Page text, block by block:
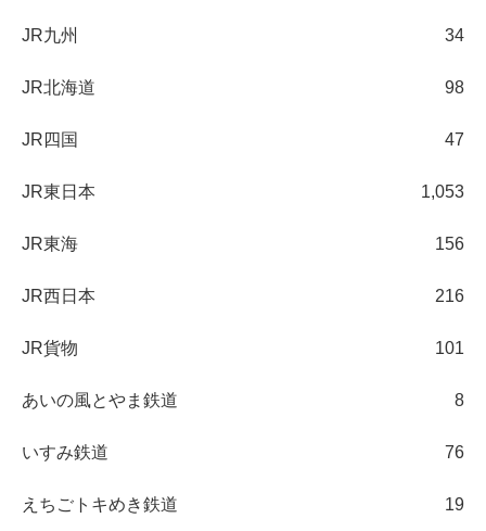
JR九州 34
JR北海道 98
JR四国 47
JR東日本 1,053
JR東海 156
JR西日本 216
JR貨物 101
あいの風とやま鉄道 8
いすみ鉄道 76
えちごトキめき鉄道 19